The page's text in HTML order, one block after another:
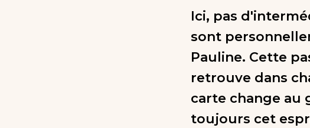
Ici, pas
sont
Pauline. Cette
retrouve dans
carte change au
toujours cet